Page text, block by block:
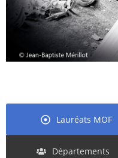
Lauréats MOF
Départements